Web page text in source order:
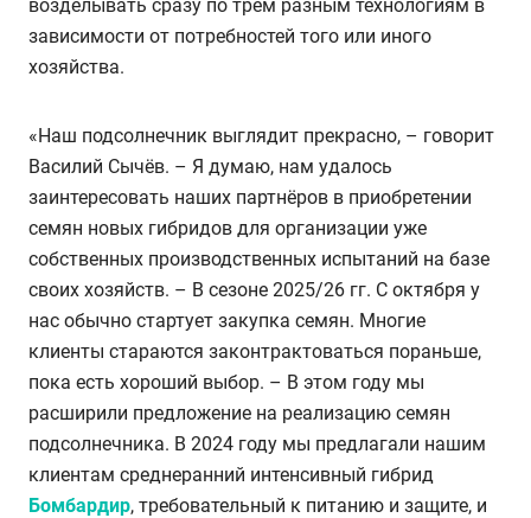
возделывать сразу по трём разным технологиям в
зависимости от потребностей того или иного
хозяйства.
«Наш подсолнечник выглядит прекрасно, – говорит
Василий Сычёв. – Я думаю, нам удалось
заинтересовать наших партнёров в приобретении
семян новых гибридов для организации уже
собственных производственных испытаний на базе
своих хозяйств. – В сезоне 2025/26 гг. С октября у
нас обычно стартует закупка семян. Многие
клиенты стараются законтрактоваться пораньше,
пока есть хороший выбор. – В этом году мы
расширили предложение на реализацию семян
подсолнечника. В 2024 году мы предлагали нашим
клиентам среднеранний интенсивный гибрид
Бомбардир, требовательный к питанию и защите, и